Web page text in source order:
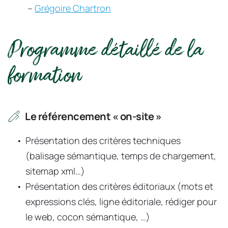
-- Grégoire Chartron
Programme détaillé de la
formation
Le référencement « on-site »
Présentation des critères techniques
(balisage sémantique, temps de chargement,
sitemap xml…)
Présentation des critères éditoriaux (mots et
expressions clés, ligne éditoriale, rédiger pour
le web, cocon sémantique, …)